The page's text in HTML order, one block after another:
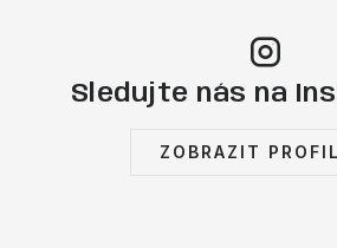
Sledujte nás na
ZOBRAZIT PROFIL